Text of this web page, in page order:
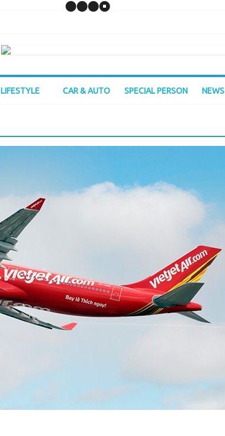
LIFESTYLE CAR & AUTO SPECIAL PERSON NEWS